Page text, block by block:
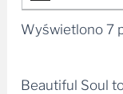
plików
dźwiękowych
Wyświetlono 7
Beautiful Soul